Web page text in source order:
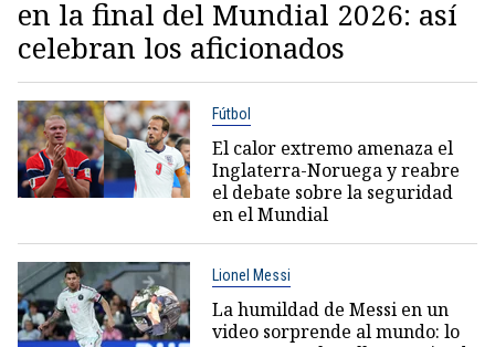
en la final del Mundial 2026: así
celebran los aficionados
Fútbol
El calor extremo amenaza el
Inglaterra-Noruega y reabre
el debate sobre la seguridad
en el Mundial
Lionel Messi
La humildad de Messi en un
video sorprende al mundo: lo